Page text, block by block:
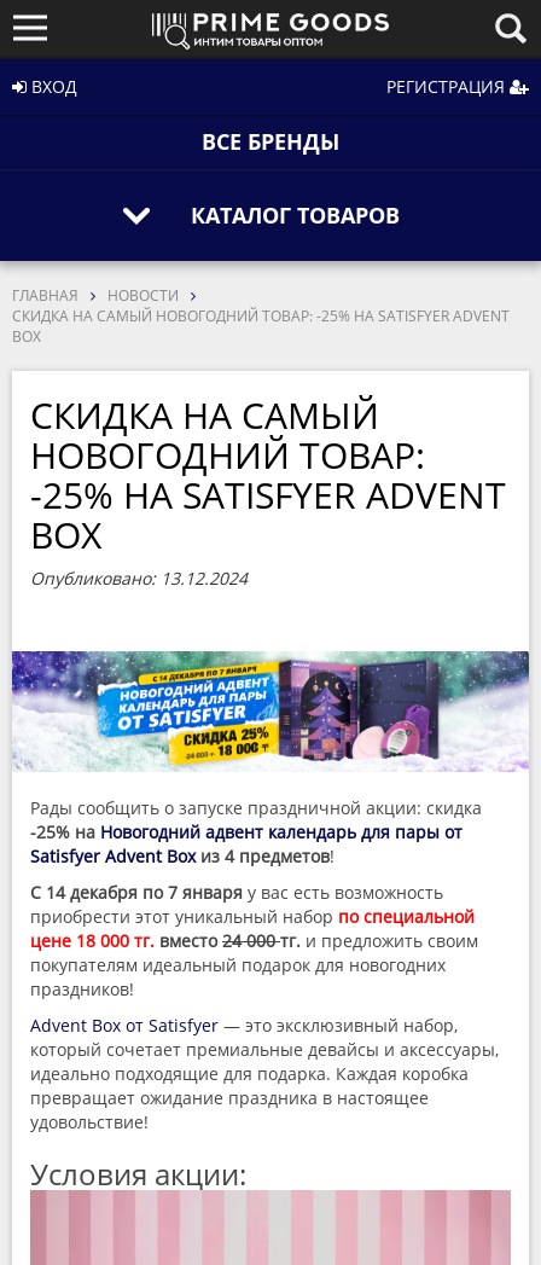
ВХОД РЕГИСТРАЦИЯ
ВСЕ БРЕНДЫ
КАТАЛОГ ТОВАРОВ
ГЛАВНАЯ
НОВОСТИ
СКИДКА НА САМЫЙ НОВОГОДНИЙ ТОВАР: -25% НА SATISFYER ADVENT
BOX
СКИДКА НА САМЫЙ
НОВОГОДНИЙ ТОВАР:
-25% НА SATISFYER ADVENT
BOX
Опубликовано: 13.12.2024
Рады сообщить о запуске праздничной акции: скидка
-25% на Новогодний адвент календарь для пары от
Satisfyer Advent Box из 4 предметов!
С 14 декабря по 7 января у вас есть возможность
приобрести этот уникальный набор по специальной
цене 18 000 тг. вместо24 000тг. и предложить своим
покупателям идеальный подарок для новогодних
праздников!
Advent Box от Satisfyer — это эксклюзивный набор,
который сочетает премиальные девайсы и аксессуары,
идеально подходящие для подарка. Каждая коробка
превращает ожидание праздника в настоящее
удовольствие!
Условия акции: